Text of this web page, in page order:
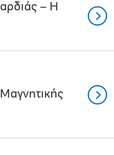
– Η
Μαγνητικής